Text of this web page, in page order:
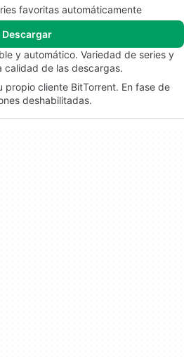
favoritas automáticamente
Descargar
y automático. Variedad de series y
calidad de las descargas.
propio cliente BitTorrent. En fase de
deshabilitadas.